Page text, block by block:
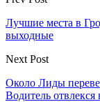
Лучшие места в
выходные
Next Post
Около Лиды
Водитель